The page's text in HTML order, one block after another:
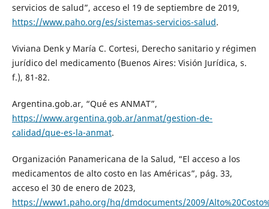
servicios de salud”, acceso el 19 de septiembre de 2019,
https://www.paho.org/es/sistemas-servicios-salud.
Viviana Denk y María C. Cortesi, Derecho sanitario y régimen
jurídico del medicamento (Buenos Aires: Visión Jurídica, s.
f.), 81-82.
Argentina.gob.ar, “Qué es ANMAT”,
https://www.argentina.gob.ar/anmat/gestion-de-
calidad/que-es-la-anmat.
Organización Panamericana de la Salud, “El acceso a los
medicamentos de alto costo en las Américas”, pág. 33,
acceso el 30 de enero de 2023,
https://www1.paho.org/hq/dmdocuments/2009/